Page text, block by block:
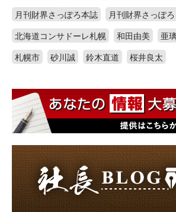
月刊財界さっぽろ本誌
月刊財界さっぽろ
北海道コンサドーレ札幌
和田由美 亜
札幌市
砂川誠 鈴木直道 桜井良太